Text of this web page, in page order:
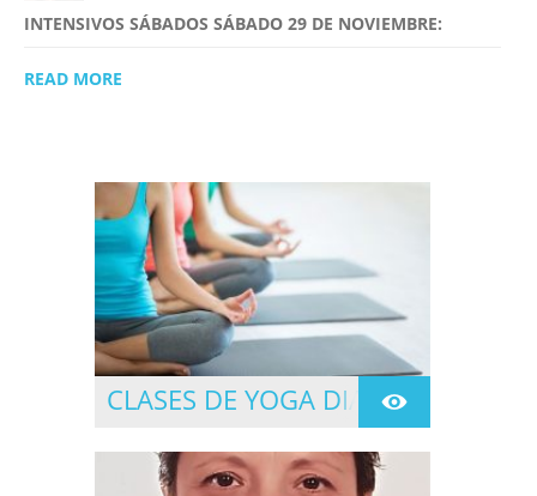
INTENSIVOS SÁBADOS SÁBADO 29 DE NOVIEMBRE:
READ MORE
CLASES DE YOGA DIARIAS
TODOS LOS DÍAS DE
LUNES A JUEVES.